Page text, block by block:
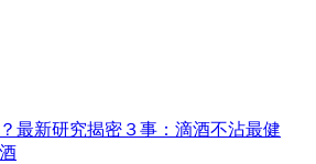
最新研究揭密３事：滴酒不沾最健